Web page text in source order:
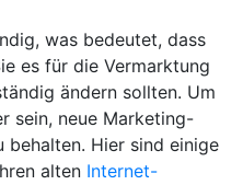
was bedeutet, dass
es für die Vermarktung
ändern sollten. Um
sein, neue Marketing-
behalten. Hier sind einige
alten Internet-